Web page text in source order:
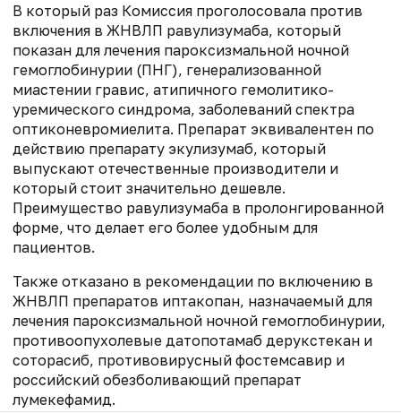
В который раз Комиссия проголосовала против
включения в ЖНВЛП равулизумаба, который
показан для лечения пароксизмальной ночной
гемоглобинурии (ПНГ), генерализованной
миастении гравис, атипичного гемолитико-
уремического синдрома, заболеваний спектра
оптиконевромиелита. Препарат эквивалентен по
действию препарату экулизумаб, который
выпускают отечественные производители и
который стоит значительно дешевле.
Преимущество равулизумаба в пролонгированной
форме, что делает его более удобным для
пациентов.
Также отказано в рекомендации по включению в
ЖНВЛП препаратов иптакопан, назначаемый для
лечения пароксизмальной ночной гемоглобинурии,
противоопухолевые датопотамаб дерукстекан и
соторасиб, противовирусный фостемсавир и
российский обезболивающий препарат
лумекефамид.